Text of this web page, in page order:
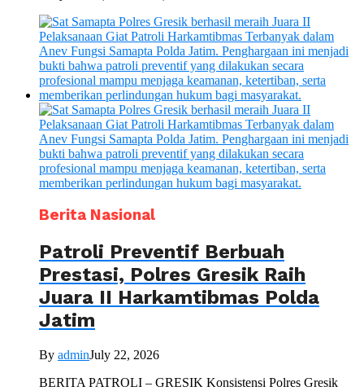
Berita Nasional
Patroli Preventif Berbuah
Prestasi, Polres Gresik Raih
Juara II Harkamtibmas Polda
Jatim
By adminJuly 22, 2026
BERITA PATROLI – GRESIK Konsistensi Polres Gresik